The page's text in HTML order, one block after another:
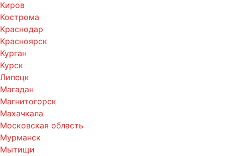
Киров
Кострома
Краснодар
Красноярск
Курган
Курск
Липецк
Магадан
Магнитогорск
Махачкала
Московская область
Мурманск
Мытищи